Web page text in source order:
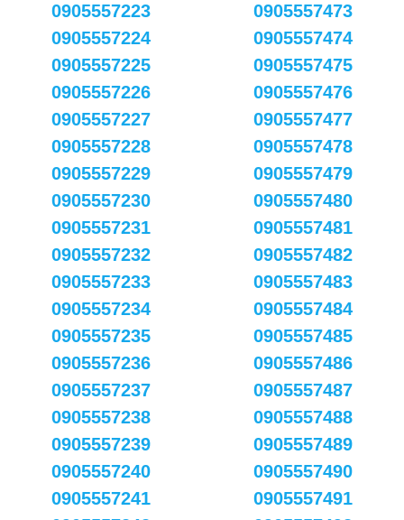
0905557223
0905557224
0905557225
0905557226
0905557227
0905557228
0905557229
0905557230
0905557231
0905557232
0905557233
0905557234
0905557235
0905557236
0905557237
0905557238
0905557239
0905557240
0905557241
0905557473
0905557474
0905557475
0905557476
0905557477
0905557478
0905557479
0905557480
0905557481
0905557482
0905557483
0905557484
0905557485
0905557486
0905557487
0905557488
0905557489
0905557490
0905557491